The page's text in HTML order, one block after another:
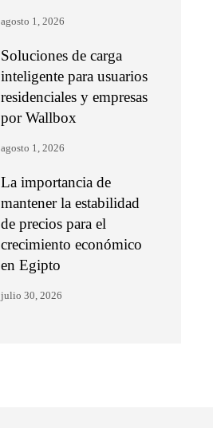
agosto 1, 2026
Soluciones de carga
inteligente para usuarios
residenciales y empresas
por Wallbox
agosto 1, 2026
La importancia de
mantener la estabilidad
de precios para el
crecimiento económico
en Egipto
julio 30, 2026